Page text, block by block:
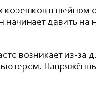
корешков в шейном
давить на
возникает из-за